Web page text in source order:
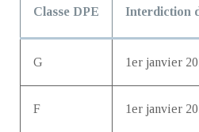
Classe DPE Interdiction
G 1er janvier
F 1er janvier